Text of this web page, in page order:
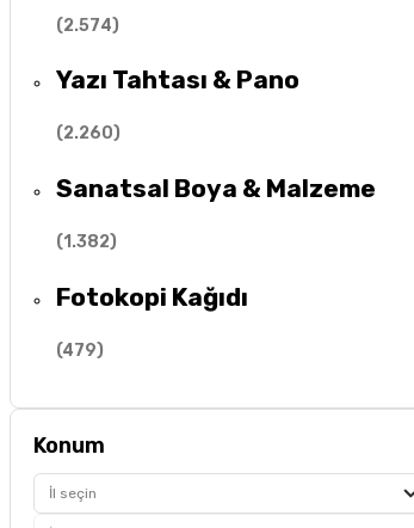
(2.574)
Yazı Tahtası & Pano
(2.260)
Sanatsal Boya & Malzeme
(1.382)
Fotokopi Kağıdı
(479)
Konum
İl seçin